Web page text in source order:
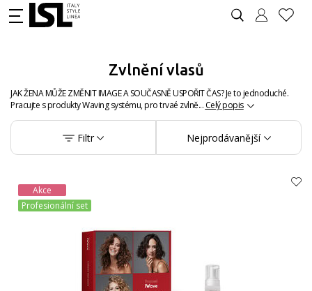
Zvlnění vlasů
JAK ŽENA MŮŽE ZMĚNIT IMAGE A SOUČASNĚ USPOŘIT ČAS? Je to jednoduché.
Pracujte s produkty Waving systému, pro trvaé zvlně... Celý popis
Filtr Nejprodávanější
Akce
Profesionální set